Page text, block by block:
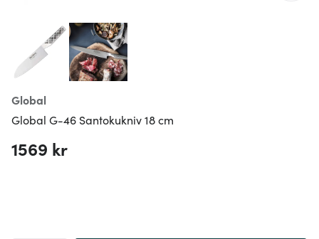
Global
Global G-46 Santokukniv 18 cm
1569 kr